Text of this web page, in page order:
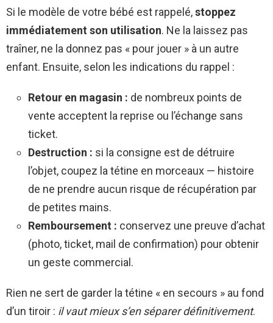
Si le modèle de votre bébé est rappelé,stoppez
immédiatement son utilisation. Ne la laissez pas
traîner, ne la donnez pas « pour jouer » à un autre
enfant. Ensuite, selon les indications du rappel :
Retour en magasin : de nombreux points de
vente acceptent la reprise ou l’échange sans
ticket.
Destruction : si la consigne est de détruire
l’objet, coupez la tétine en morceaux — histoire
de ne prendre aucun risque de récupération par
de petites mains.
Remboursement : conservez une preuve d’achat
(photo, ticket, mail de confirmation) pour obtenir
un geste commercial.
Rien ne sert de garder la tétine « en secours » au fond
d’un tiroir : il vaut mieux s’en séparer définitivement.